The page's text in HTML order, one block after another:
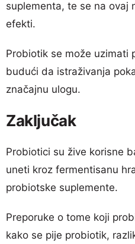
suplementa, te se na ovaj
efekti.
Probiotik se može uzimati
budući da istraživanja
značajnu ulogu.
Zaključak
Probiotici su žive korisne
uneti kroz fermentisanu
probiotske suplemente.
Preporuke o tome koji
kako se pije probiotik,